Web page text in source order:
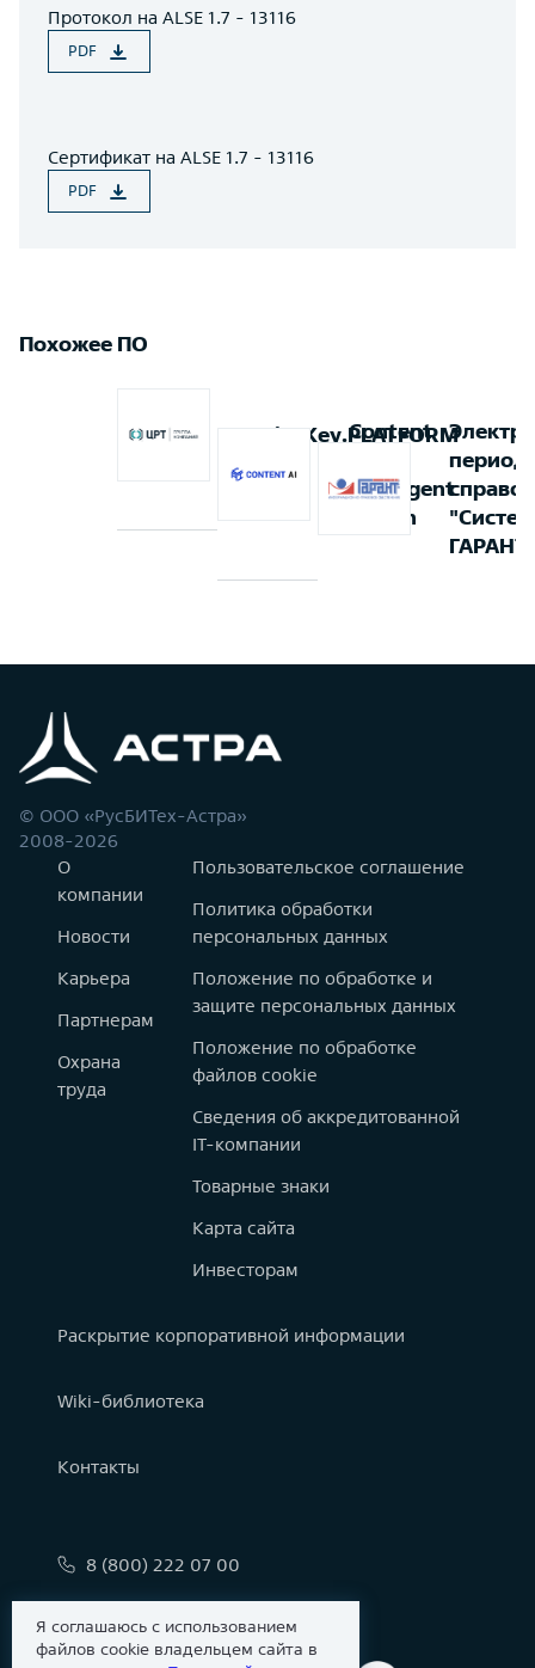
Протокол на ALSE 1.7 - 13116
PDF
Сертификат на ALSE 1.7 - 13116
PDF
Похожее ПО
VoiceKey.PLATFORM
Content
Intelligent
Search
© ООО «РусБИТех-Астра»
2008-2026
О
компании
Новости
Карьера
Партнерам
Охрана
труда
Пользовательское соглашение
Политика обработки
персональных данных
Положение по обработке и
защите персональных данных
Положение по обработке
файлов cookie
Сведения об аккредитованной
IT-компании
Товарные знаки
Карта сайта
Инвесторам
Раскрытие корпоративной информации
Wiki-библиотека
Контакты
8 (800) 222 07 00
Я соглашаюсь с использованием
файлов cookie владельцем сайта в